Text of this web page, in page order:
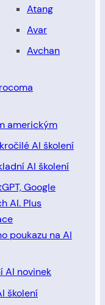
Atang
Avar
Avchan
americkým
AI školení
AI školení
Google
AI. Plus
poukazu na AI
AI novinek
školení